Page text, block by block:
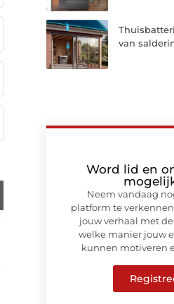
van
Word lid en
Neem vandaag
platform te
jouw verhaal met
welke manier jouw
kunnen motiveren